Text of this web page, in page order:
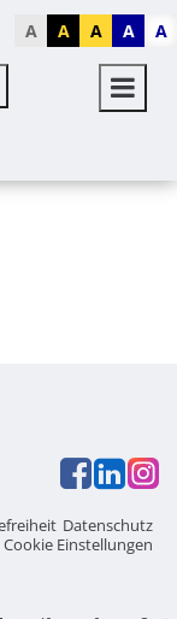
A A A A A
Datenschutz
Cookie Einstellungen